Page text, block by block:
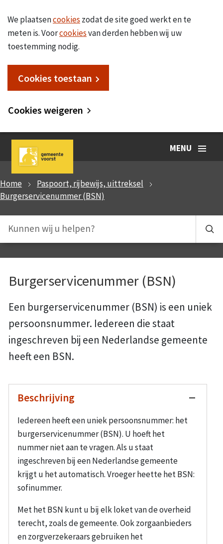
We plaatsencookies zodat de site goed werkt en te
meten is. Voorcookiesvan derden hebben wij uw
toestemming nodig.
Cookies toestaan
Cookies weigeren
MENU
Home
Paspoort, rijbewijs, uittreksel
Burgerservicenummer (BSN)
Burgerservicenummer (BSN)
Een burgerservicenummer (BSN) is een uniek
persoonsnummer. Iedereen die staat
ingeschreven bij een Nederlandse gemeente
heeft een BSN.
Beschrijving
Iedereen heeft een uniek persoonsnummer: het
burgerservicenummer (BSN). U hoeft het
nummer niet aan te vragen. Als u staat
ingeschreven bij een Nederlandse gemeente
krijgt u het automatisch. Vroeger heette het BSN:
sofinummer.
Met het BSN kunt u bij elk loket van de overheid
terecht, zoals de gemeente. Ook zorgaanbieders
en zorgverzekeraars gebruiken het